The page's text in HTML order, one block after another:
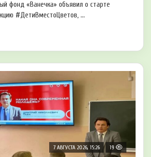
фонд «Ванечка» объявил о старте
#ДетиВместоЦветов, ...
7 АВГУСТА 2026, 15:26 19